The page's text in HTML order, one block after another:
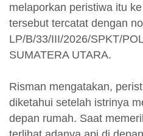
melaporkan peristiwa itu
tersebut tercatat dengan
LP/B/33/III/2026/SPKT/
SUMATERA UTARA.
Risman mengatakan,
diketahui setelah istrinya
depan rumah. Saat